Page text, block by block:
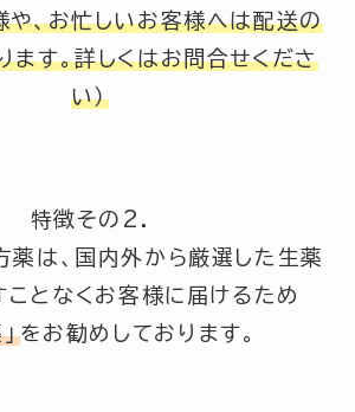
や、お忙しいお客様へは配送の
ます。詳しくはお問合せくださ
い）
特徴その2.
薬は、国内外から厳選した生薬
ことなくお客様に届けるため
をお勧めしております。